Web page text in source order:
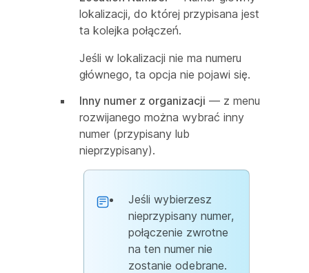
lokalizacji, do której przypisana jest
ta kolejka połączeń.
Jeśli w lokalizacji nie ma numeru
głównego, ta opcja nie pojawi się.
Inny numer z organizacji — z menu
rozwijanego można wybrać inny
numer (przypisany lub
nieprzypisany).
Jeśli wybierzesz
nieprzypisany numer,
połączenie zwrotne
na ten numer nie
zostanie odebrane.